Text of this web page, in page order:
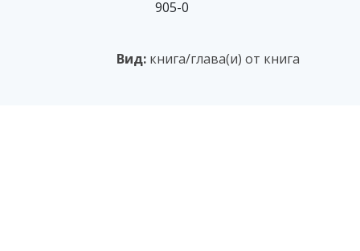
905-0
Вид: книга/глава(и) от книга